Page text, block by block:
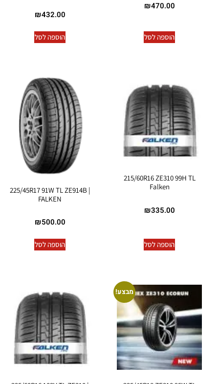
₪470.00
הוספה לסל
₪432.00
הוספה לסל
215/60R16 ZE310 99H TL
Falken
₪335.00
הוספה לסל
225/45R17 91W TL ZE914B |
FALKEN
₪500.00
הוספה לסל
מבצע!